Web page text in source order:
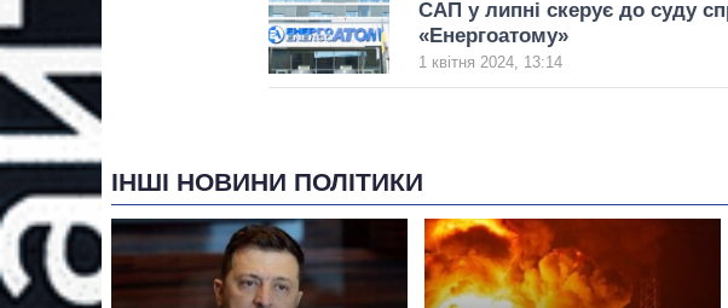
САП у липні скерує до суду
«Енергоатому»
1 квітня 2024, 13:14
ІНШІ НОВИНИ ПОЛІТИКИ